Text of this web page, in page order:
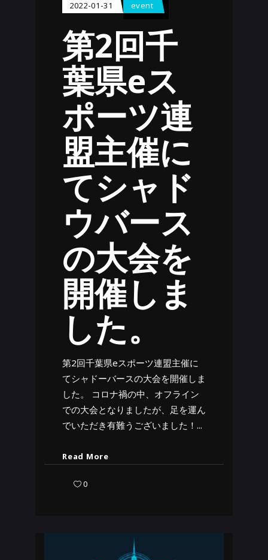
2022-01-31 event
第2回千
葉県eス
ポーツ連
盟主催に
てシャド
ウバース
の大会を
開催しま
した。
第2回千葉県eスポーツ連盟主催に
てシャドーバースの大会を開催しま
した。 コロナ禍の中、オフライン
での大会となりましたが、足を運ん
でいただき有難うございました！
Read More
0